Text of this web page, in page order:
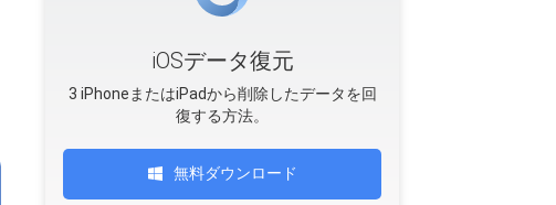
iOSデータ復元
3 iPhoneまたはiPadから削除したデータを回
復する方法。
無料ダウンロード